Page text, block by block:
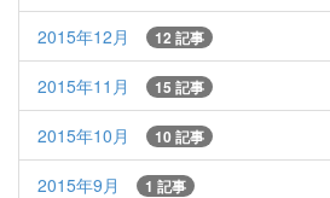
2015年12月 12 記事
2015年11月 15 記事
2015年10月 10 記事
2015年9月 1 記事